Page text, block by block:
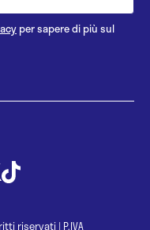
per sapere di più sul
riservati| P.IVA